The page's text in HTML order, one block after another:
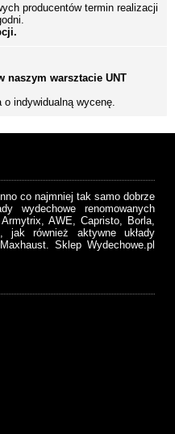
producentów termin realizacji
naszym warsztacie UNT
o indywidualną wycenę.
co najmniej tak samo dobrze
wydechowe renomowanych
AWE, Capristo, Borla,
jak również aktywne układy
Sklep Wydechowe.pl